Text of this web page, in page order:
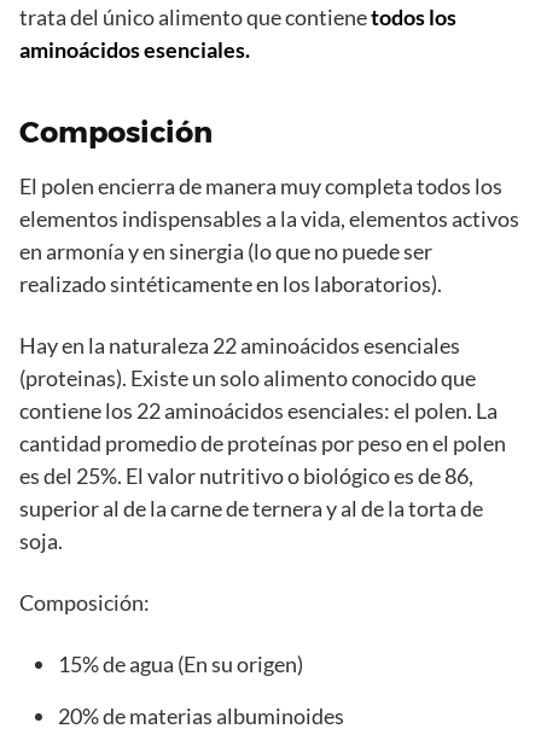
trata del único alimento que contienetodos los
aminoácidos esenciales.
Composición
El polen encierra de manera muy completa todos los
elementos indispensables a la vida, elementos activos
en armonía y en sinergia (lo que no puede ser
realizado sintéticamente en los laboratorios).
Hay en la naturaleza 22 aminoácidos esenciales
(proteinas). Existe un solo alimento conocido que
contiene los 22 aminoácidos esenciales: el polen. La
cantidad promedio de proteínas por peso en el polen
es del 25%. El valor nutritivo o biológico es de 86,
superior al de la carne de ternera y al de la torta de
soja.
Composición:
15% de agua (En su origen)
20% de materias albuminoides